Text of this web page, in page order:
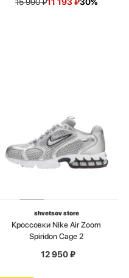
shvetsov store
Кроссовки Nike Air Zoom
Spiridon Cage 2
12 950₽